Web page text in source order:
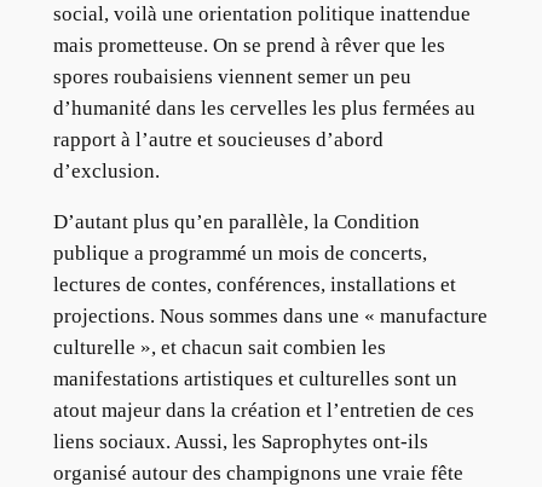
social, voilà une orientation politique inattendue
mais prometteuse. On se prend à rêver que les
spores roubaisiens viennent semer un peu
d’humanité dans les cervelles les plus fermées au
rapport à l’autre et soucieuses d’abord
d’exclusion.
D’autant plus qu’en parallèle, la Condition
publique a programmé un mois de concerts,
lectures de contes, conférences, installations et
projections. Nous sommes dans une « manufacture
culturelle », et chacun sait combien les
manifestations artistiques et culturelles sont un
atout majeur dans la création et l’entretien de ces
liens sociaux. Aussi, les Saprophytes ont-ils
organisé autour des champignons une vraie fête